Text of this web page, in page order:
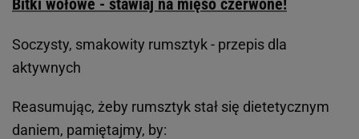
Soczysty, smakowity rumsztyk - przepis dla
aktywnych
Reasumując, żeby rumsztyk stał się dietetycznym
daniem, pamiętajmy, by: